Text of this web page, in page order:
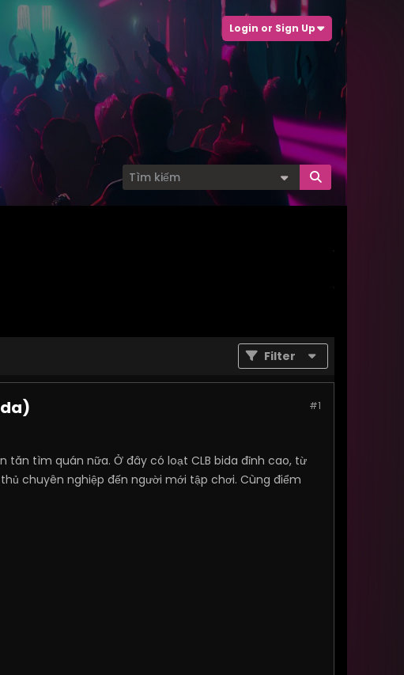
Login or Sign Up
Filter
#1
tăn tìm quán nữa. Ở đây có loạt CLB bida đỉnh cao, từ
chuyên nghiệp đến người mới tập chơi. Cùng điểm